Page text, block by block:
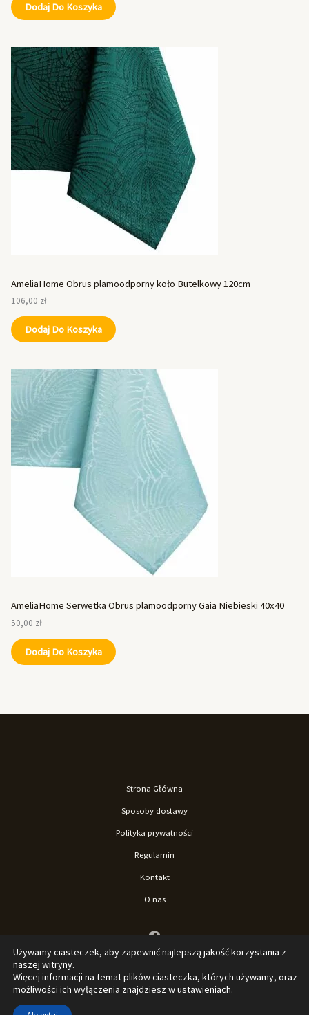
Dodaj Do Koszyka
AmeliaHome Obrus plamoodporny koło Butelkowy 120cm
106,00 zł
Dodaj Do Koszyka
AmeliaHome Serwetka Obrus plamoodporny Gaia Niebieski 40x40
50,00 zł
Dodaj Do Koszyka
Strona Główna
Sposoby dostawy
Polityka prywatności
Regulamin
Kontakt
O nas
Używamy ciasteczek, aby zapewnić najlepszą jakość korzystania z
naszej witryny.
Więcej informacji na temat plików ciasteczka, których używamy, oraz
możliwości ich wyłączenia znajdziesz wustawieniach.